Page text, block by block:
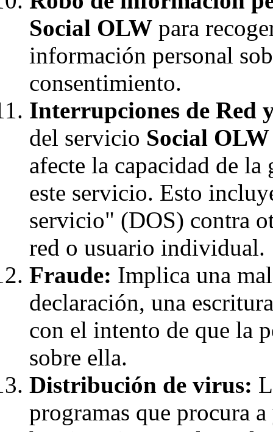
Social OLW para
información personal
consentimiento.
Interrupciones de Red
del servicio Social OLW
afecte la capacidad de
este servicio. Esto
servicio" (DOS) contra
red o usuario individual.
Fraude: Implica una
declaración, una
con el intento de que la
sobre ella.
Distribución de virus:
programas que procura